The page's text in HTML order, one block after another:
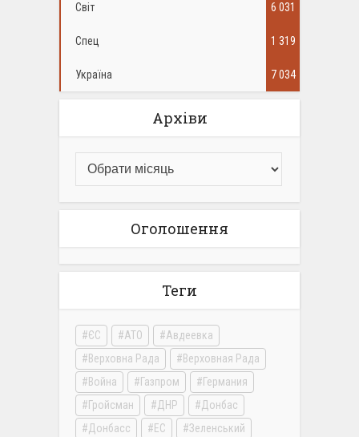
Світ 6 031
Спец 1 319
Україна 7 034
Архіви
Оголошення
Теги
ЄС АТО
Авдеевка
Верховна Рада
Верховная Рада
Война
Газпром
Германия
Гройсман
ДНР
Донбас
Донбасс
ЕС Зеленський